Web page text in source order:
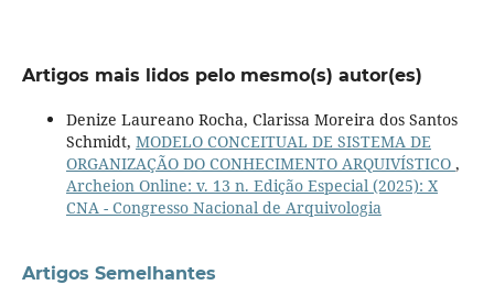
Artigos mais lidos pelo mesmo(s) autor(es)
Denize Laureano Rocha, Clarissa Moreira dos Santos
Schmidt, MODELO CONCEITUAL DE SISTEMA DE
ORGANIZAÇÃO DO CONHECIMENTO ARQUIVÍSTICO ,
Archeion Online: v. 13 n. Edição Especial (2025): X
CNA - Congresso Nacional de Arquivologia
Artigos Semelhantes